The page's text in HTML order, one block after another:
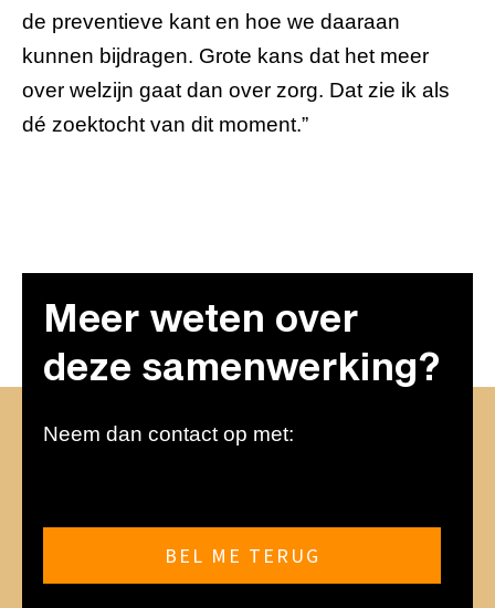
de preventieve kant en hoe we daaraan
kunnen bijdragen. Grote kans dat het meer
over welzijn gaat dan over zorg. Dat zie ik als
dé zoektocht van dit moment.”
Meer weten over
deze samenwerking?
Neem dan contact op met:
BEL ME TERUG